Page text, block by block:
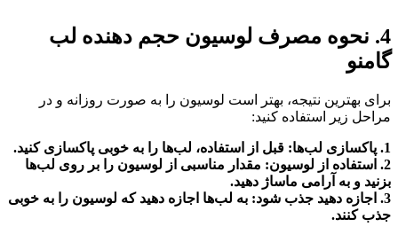
4. نحوه مصرف لوسیون حجم دهنده لب
گامنو
برای بهترین نتیجه، بهتر است لوسیون را به صورت روزانه و در
مراحل زیر استفاده کنید:
1. پاکسازی لب‌ها: قبل از استفاده، لب‌ها را به خوبی پاکسازی کنید.
2. استفاده از لوسیون: مقدار مناسبی از لوسیون را بر روی لب‌ها
بزنید و به آرامی ماساژ دهید.
3. اجازه دهید جذب شود: به لب‌ها اجازه دهید که لوسیون را به خوبی
جذب کنند.